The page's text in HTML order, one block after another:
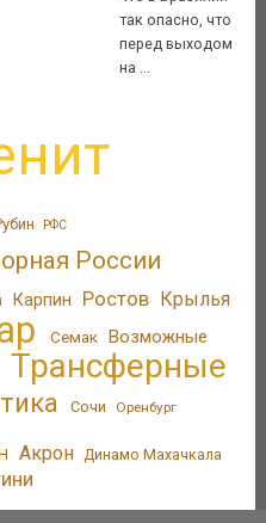
так опасно, что
перед выходом
на ...
РФС
России
Карпин Ростов Крылья
Семак Возможные
Трансферные
Сочи Оренбург
Акрон Динамо Махачкала